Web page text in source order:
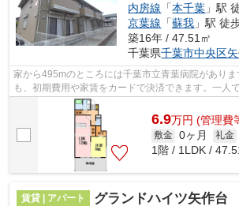
内房線 「本千葉 」駅
京葉線 「蘇我 」駅 徒
築16年 / 47.51㎡
千葉県千葉市中央区
家から495mのところには千葉市立青葉病院がありま
も、初期費用や家賃をカードで決済できます。一人
地域は不安を取り除いてくれます。「ルミエ...
6.9万円 (管理費
敷金 0ヶ月 礼金
1階 / 1LDK /
賃貸 | アパート グランドハイツ⽮作台